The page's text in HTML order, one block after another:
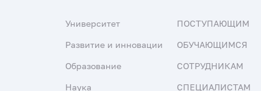
Университет
Развитие и инновации
Образование
Наука
ПОСТУПАЮЩИМ
ОБУЧАЮЩИМСЯ
СОТРУДНИКАМ
СПЕЦИАЛИСТАМ